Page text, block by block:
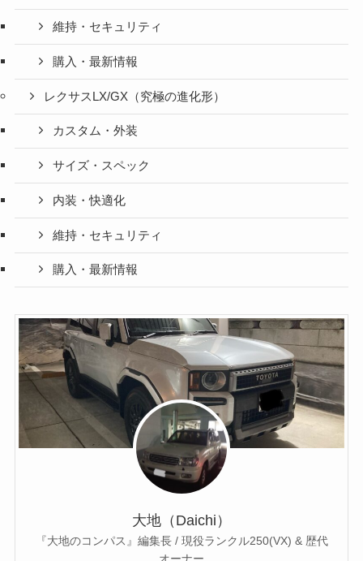
維持・セキュリティ
購入・最新情報
レクサスLX/GX（究極の進化形）
カスタム・外装
サイズ・スペック
内装・快適化
維持・セキュリティ
購入・最新情報
大地（Daichi）
『大地のコンパス』編集長 / 現役ランクル250(VX) & 歴代